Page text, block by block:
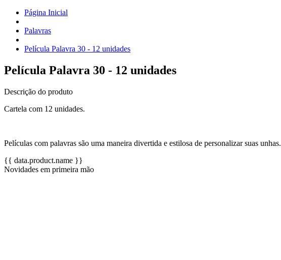
Página Inicial
Palavras
Película Palavra 30 - 12 unidades
Película Palavra 30 - 12 unidades
Descrição do produto
Cartela com 12 unidades.
Películas com palavras são uma maneira divertida e estilosa de personalizar suas unhas.
{{ data.product.name }}
Novidades em primeira mão